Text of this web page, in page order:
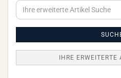
Ihre
erweiterte
IHRE